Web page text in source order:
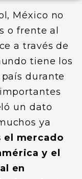
México no
o frente al
a través de
tiene los
durante
un dato
ya
el mercado
y el
en